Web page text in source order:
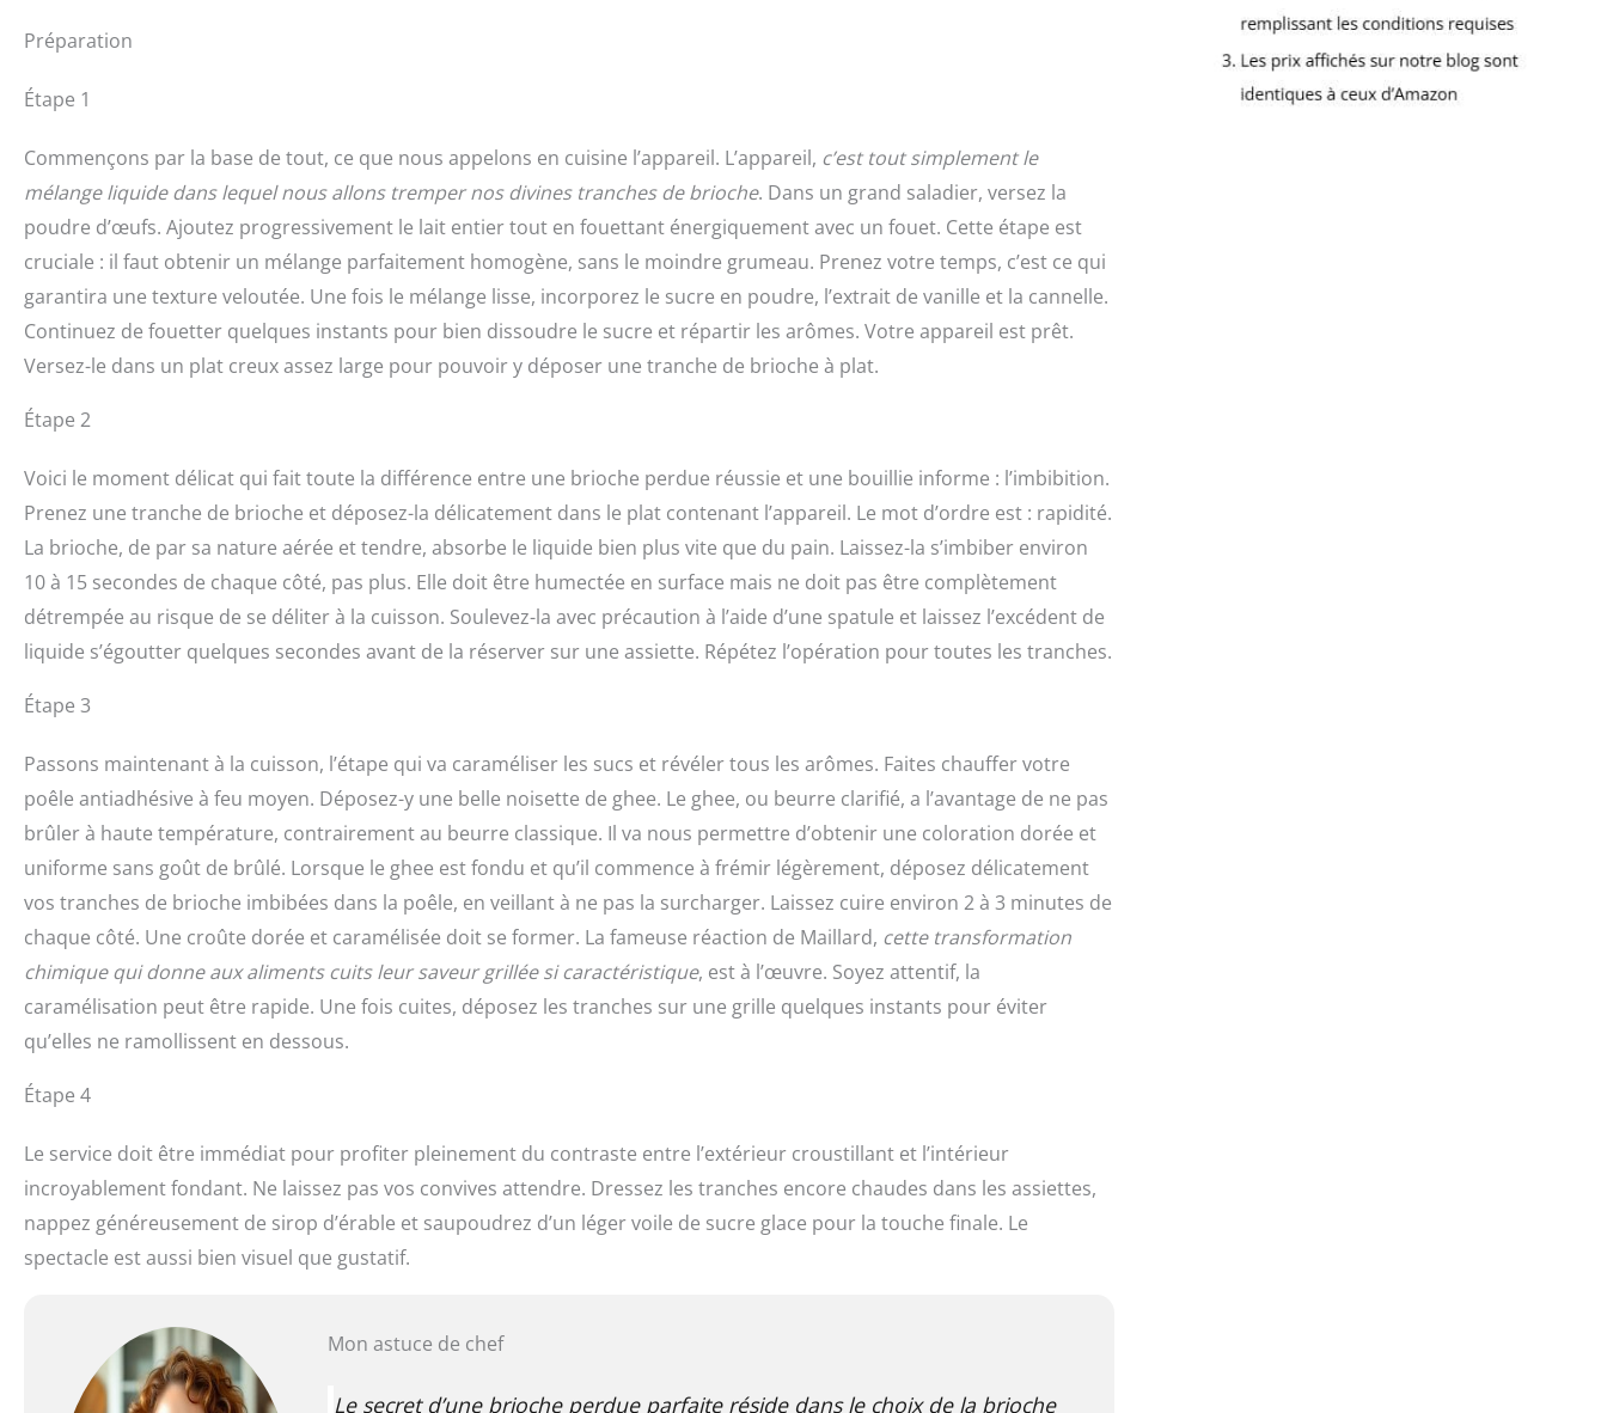
Préparation
Étape 1
Commençons par la base de tout, ce que nous appelons en cuisine l’appareil. L’appareil, c’est tout simplement le
mélange liquide dans lequel nous allons tremper nos divines tranches de brioche. Dans un grand saladier, versez la
poudre d’œufs. Ajoutez progressivement le lait entier tout en fouettant énergiquement avec un fouet. Cette étape est
cruciale : il faut obtenir un mélange parfaitement homogène, sans le moindre grumeau. Prenez votre temps, c’est ce qui
garantira une texture veloutée. Une fois le mélange lisse, incorporez le sucre en poudre, l’extrait de vanille et la cannelle.
Continuez de fouetter quelques instants pour bien dissoudre le sucre et répartir les arômes. Votre appareil est prêt.
Versez-le dans un plat creux assez large pour pouvoir y déposer une tranche de brioche à plat.
Étape 2
Voici le moment délicat qui fait toute la différence entre une brioche perdue réussie et une bouillie informe : l’imbibition.
Prenez une tranche de brioche et déposez-la délicatement dans le plat contenant l’appareil. Le mot d’ordre est : rapidité.
La brioche, de par sa nature aérée et tendre, absorbe le liquide bien plus vite que du pain. Laissez-la s’imbiber environ
10 à 15 secondes de chaque côté, pas plus. Elle doit être humectée en surface mais ne doit pas être complètement
détrempée au risque de se déliter à la cuisson. Soulevez-la avec précaution à l’aide d’une spatule et laissez l’excédent de
liquide s’égoutter quelques secondes avant de la réserver sur une assiette. Répétez l’opération pour toutes les tranches.
Étape 3
Passons maintenant à la cuisson, l’étape qui va caraméliser les sucs et révéler tous les arômes. Faites chauffer votre
poêle antiadhésive à feu moyen. Déposez-y une belle noisette de ghee. Le ghee, ou beurre clarifié, a l’avantage de ne pas
brûler à haute température, contrairement au beurre classique. Il va nous permettre d’obtenir une coloration dorée et
uniforme sans goût de brûlé. Lorsque le ghee est fondu et qu’il commence à frémir légèrement, déposez délicatement
vos tranches de brioche imbibées dans la poêle, en veillant à ne pas la surcharger. Laissez cuire environ 2 à 3 minutes de
chaque côté. Une croûte dorée et caramélisée doit se former. La fameuse réaction de Maillard, cette transformation
chimique qui donne aux aliments cuits leur saveur grillée si caractéristique, est à l’œuvre. Soyez attentif, la
caramélisation peut être rapide. Une fois cuites, déposez les tranches sur une grille quelques instants pour éviter
qu’elles ne ramollissent en dessous.
Étape 4
Le service doit être immédiat pour profiter pleinement du contraste entre l’extérieur croustillant et l’intérieur
incroyablement fondant. Ne laissez pas vos convives attendre. Dressez les tranches encore chaudes dans les assiettes,
nappez généreusement de sirop d’érable et saupoudrez d’un léger voile de sucre glace pour la touche finale. Le
spectacle est aussi bien visuel que gustatif.
Mon astuce de chef
Le secret d’une brioche perdue parfaite réside dans le choix de la brioche